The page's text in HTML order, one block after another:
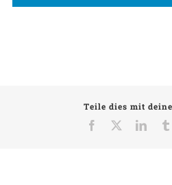
Teile dies mit
Facebook